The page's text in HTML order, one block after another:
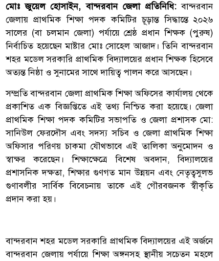
মোঃ জুয়েল হোসাইন, বান্দরবান জেলা প্রতিনিধি:বান্দরবান
জেলায় প্রাথমিক শিক্ষা পদক কমিটির চূড়ান্ত সিদ্ধান্তে ২০২৬
সালের (বা চলমান জেলা) পর্যায়ে শ্রেষ্ঠ প্রধান শিক্ষক (পুরুষ)
নির্বাচিত হয়েছেন মাষ্টার মোঃ সোহেল আজাদ। তিনি বান্দরবান
শহর মডেল সরকারি প্রাথমিক বিদ্যালয়ের প্রধান শিক্ষক হিসেবে
অত্যন্ত নিষ্ঠা ও সুনামের সাথে দায়িত্ব পালন করে আসছেন।
সম্প্রতি বান্দরবান জেলা প্রাথমিক শিক্ষা অফিসের কার্যালয় থেকে
প্রকাশিত এক বিজ্ঞপ্তিতে এই তথ্য নিশ্চিত করা হয়েছে। জেলা
প্রাথমিক শিক্ষা পদক কমিটির সভাপতি ও জেলা প্রশাসক মো:
সানিউল ফেরদৌস এবং সদস্য সচিব ও জেলা প্রাথমিক শিক্ষা
অফিসার পরিণয় চাকমা যৌথভাবে এই তালিকা অনুমোদন ও
স্বাক্ষর করেছেন। শিক্ষাক্ষেত্রে বিশেষ অবদান, বিদ্যালয়ের
প্রশাসনিক দক্ষতা, শিক্ষার গুণগত মান উন্নয়ন এবং নেতৃত্বসুলভ
গুণাবলীর সার্বিক বিবেচনায় তাকে এই গৌরবজনক স্বীকৃতি
প্রদান করা হয়।
বান্দরবান শহর মডেল সরকারি প্রাথমিক বিদ্যালয়ের এই অর্জনে
বান্দরবান জেলায় পর্যায়ে শিক্ষা অঙ্গনসহ স্থানীয় সচেতন মহলে